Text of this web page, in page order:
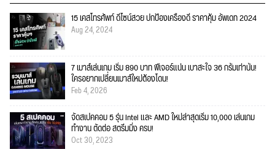
15 เคสโทรศัพท์ ดีไซน์สวย ปกป้องเครื่องดี ราคาคุ้ม อัพเดท 2024
Aug 24, 2024
7 เมาส์เล่นเกม เริ่ม 890 บาท ฟีเจอร์แน่น เบาสะใจ 36 กรัมเท่านั้น!
ใครอยากเปลี่ยนเมาส์ใหม่ต้องโดน!
Feb 4, 2026
จัดสเปคคอม 5 รุ่น Intel และ AMD ใหม่ล่าสุดเริ่ม 10,000 เล่นเกม
ทำงาน ตัดต่อ สตรีมมิ่ง ครบ!
Oct 30, 2023